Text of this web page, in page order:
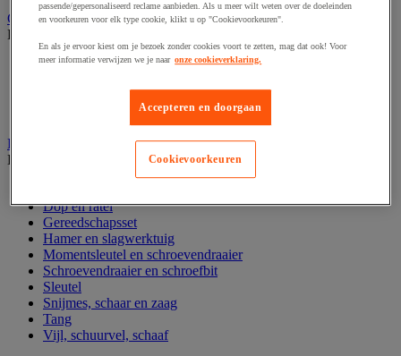
Gereedschap opbergen
Bekijk de hele productgroep
Assortimentsdoos en gereedschapkoffer
Verrijdbare werktafel
Handgereedschap
Bekijk de hele productgroep
Dop en ratel
Gereedschapsset
Hamer en slagwerktuig
Momentsleutel en schroevendraaier
Schroevendraaier en schroefbit
Sleutel
Snijmes, schaar en zaag
Tang
Vijl, schuurvel, schaaf
passende/gepersonaliseerd reclame aanbieden. Als u meer wilt weten over de doeleinden
en voorkeuren voor elk type cookie, klikt u op "Cookievoorkeuren".
En als je ervoor kiest om je bezoek zonder cookies voort te zetten, mag dat ook! Voor
meer informatie verwijzen we je naar onze cookieverklaring.
Accepteren en doorgaan
Cookievoorkeuren